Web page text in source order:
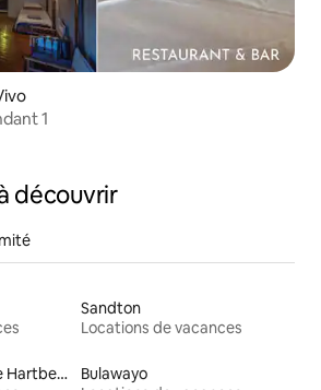
1
découvrir
Sandton
Locations de vacances
Réserve Naturelle de Hartbeespoort
Bulawayo